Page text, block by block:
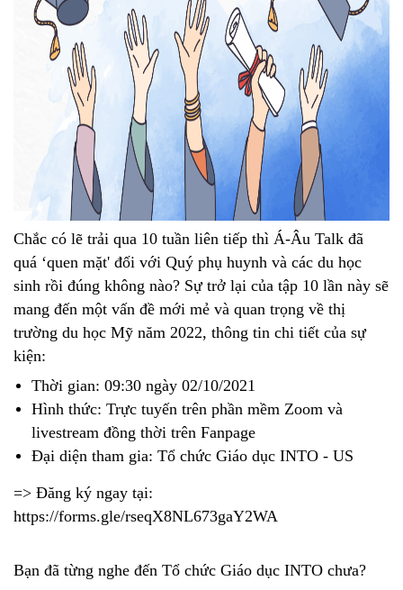
Chắc có lẽ trải qua 10 tuần liên tiếp thì Á-Âu Talk đã
quá ‘quen mặt' đối với Quý phụ huynh và các du học
sinh rồi đúng không nào? Sự trở lại của tập 10 lần này sẽ
mang đến một vấn đề mới mẻ và quan trọng về thị
trường du học Mỹ năm 2022, thông tin chi tiết của sự
kiện:
Thời gian: 09:30 ngày 02/10/2021
Hình thức: Trực tuyến trên phần mềm Zoom và
livestream đồng thời trên Fanpage
Đại diện tham gia: Tổ chức Giáo dục INTO - US
=> Đăng ký ngay tại:
https://forms.gle/rseqX8NL673gaY2WA
Bạn đã từng nghe đến Tổ chức Giáo dục INTO chưa?